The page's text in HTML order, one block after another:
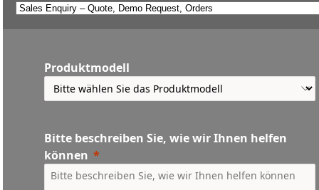
Produktmodell
Bitte beschreiben Sie, wie wir Ihnen helfen
können